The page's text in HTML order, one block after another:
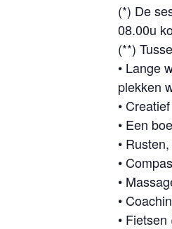
(*) De
08.00u
(**)
• Lange
plekken
•
• Een
•
•
•
•
•